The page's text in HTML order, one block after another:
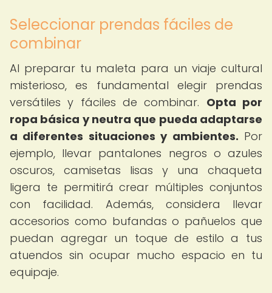
Seleccionar prendas fáciles de
combinar
Al preparar tu maleta para un viaje cultural
misterioso, es fundamental elegir prendas
versátiles y fáciles de combinar. Opta por
ropa básica y neutra que pueda adaptarse
a diferentes situaciones y ambientes. Por
ejemplo, llevar pantalones negros o azules
oscuros, camisetas lisas y una chaqueta
ligera te permitirá crear múltiples conjuntos
con facilidad. Además, considera llevar
accesorios como bufandas o pañuelos que
puedan agregar un toque de estilo a tus
atuendos sin ocupar mucho espacio en tu
equipaje.